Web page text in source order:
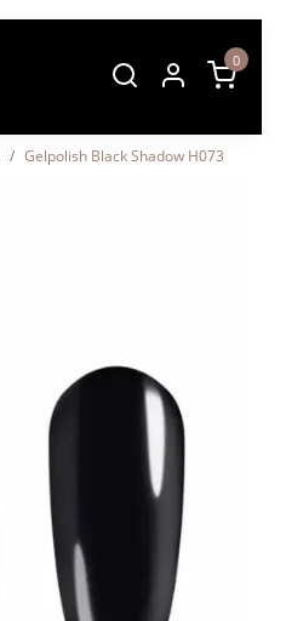
0
Gelpolish Black Shadow H073